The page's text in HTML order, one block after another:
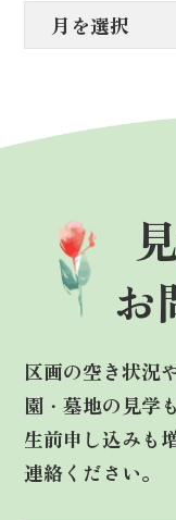
お
区画の空き状況
園・墓地の見学
生前申し込みも
連絡ください。